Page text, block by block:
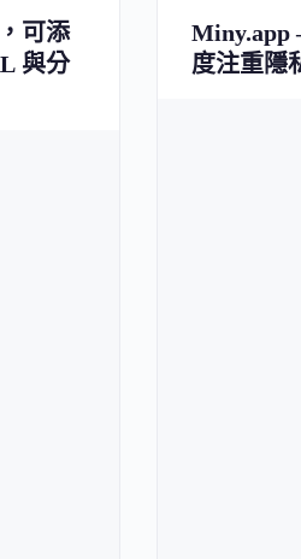
可添
與分
Miny.app
度注重隱